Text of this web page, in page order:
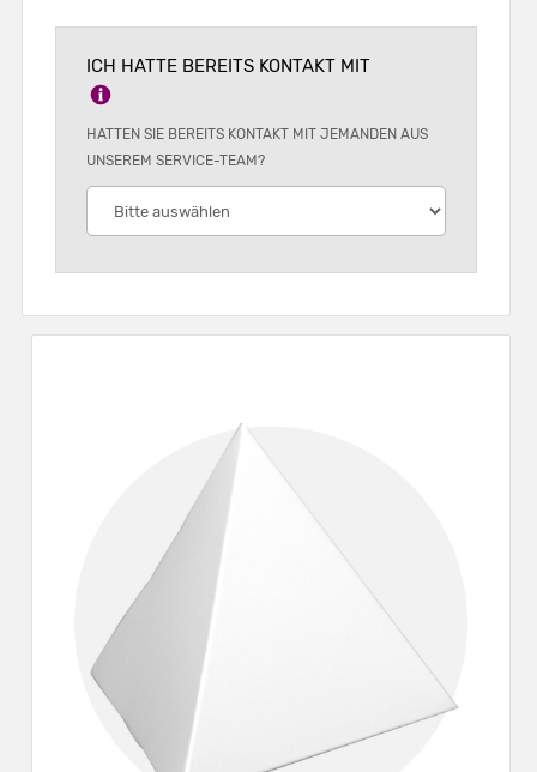
ICH HATTE BEREITS KONTAKT MIT
HATTEN SIE BEREITS KONTAKT MIT JEMANDEN AUS
UNSEREM SERVICE-TEAM?